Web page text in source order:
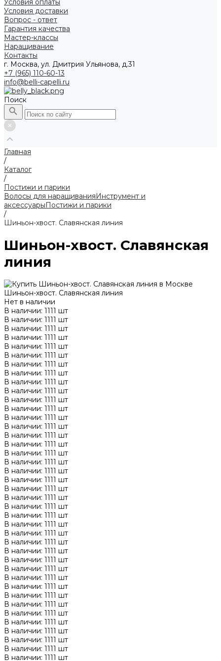
Условия оплаты
Условия доставки
Вопрос - ответ
Гарантия качества
Мастер-классы
Наращивание
Контакты
г. Москва, ул. Дмитрия Ульянова, д.31
+7 (965) 110-60-13
info@belli-capelli.ru
Поиск
Главная
/
Каталог
/
Постижи и парики
Волосы для наращиванияИнструмент и
аксессуарыПостижи и парики
/
Шиньон-хвост. Славянская линия
Шиньон-хвост. Славянская
линия
Шиньон-хвост. Славянская линия
Нет в наличии
В наличии: 1111 шт
В наличии: 1111 шт
В наличии: 1111 шт
В наличии: 1111 шт
В наличии: 1111 шт
В наличии: 1111 шт
В наличии: 1111 шт
В наличии: 1111 шт
В наличии: 1111 шт
В наличии: 1111 шт
В наличии: 1111 шт
В наличии: 1111 шт
В наличии: 1111 шт
В наличии: 1111 шт
В наличии: 1111 шт
В наличии: 1111 шт
В наличии: 1111 шт
В наличии: 1111 шт
В наличии: 1111 шт
В наличии: 1111 шт
В наличии: 1111 шт
В наличии: 1111 шт
В наличии: 1111 шт
В наличии: 1111 шт
В наличии: 1111 шт
В наличии: 1111 шт
В наличии: 1111 шт
В наличии: 1111 шт
В наличии: 1111 шт
В наличии: 1111 шт
В наличии: 1111 шт
В наличии: 1111 шт
В наличии: 1111 шт
В наличии: 1111 шт
В наличии: 1111 шт
В наличии: 1111 шт
В наличии: 1111 шт
В наличии: 1111 шт
В наличии: 1111 шт
В наличии: 1111 шт